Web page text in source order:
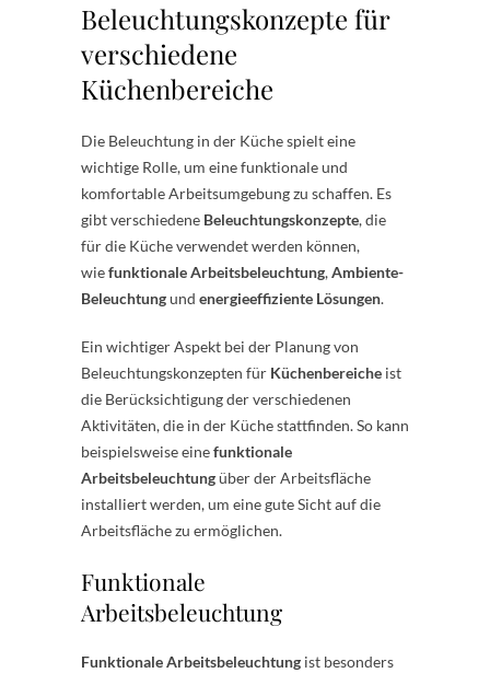
Beleuchtungskonzepte für
verschiedene
Küchenbereiche
Die Beleuchtung in der Küche spielt eine
wichtige Rolle, um eine funktionale und
komfortable Arbeitsumgebung zu schaffen. Es
gibt verschiedene Beleuchtungskonzepte, die
für die Küche verwendet werden können,
wiefunktionale Arbeitsbeleuchtung,Ambiente-
Beleuchtungund energieeffiziente Lösungen.
Ein wichtiger Aspekt bei der Planung von
Beleuchtungskonzepten für Küchenbereiche ist
die Berücksichtigung der verschiedenen
Aktivitäten, die in der Küche stattfinden. So kann
beispielsweise einefunktionale
Arbeitsbeleuchtungüber der Arbeitsfläche
installiert werden, um eine gute Sicht auf die
Arbeitsfläche zu ermöglichen.
Funktionale
Arbeitsbeleuchtung
Funktionale Arbeitsbeleuchtung ist besonders